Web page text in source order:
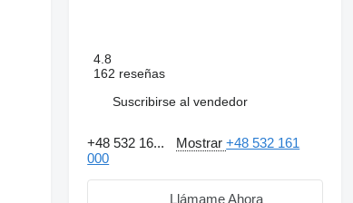
4.8
162 reseñas
Suscribirse al vendedor
+48 532 16... Mostrar+48 532 161
000
Llámame Ahora